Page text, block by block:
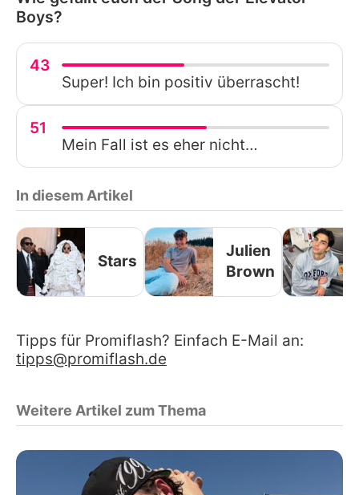
Boys?
43
Super! Ich bin positiv überrascht!
51
Mein Fall ist es eher nicht…
In diesem Artikel
Stars
Julien
Brown
Tipps für Promiflash? Einfach E-Mail an:
tipps@promiflash.de
Weitere Artikel zum Thema